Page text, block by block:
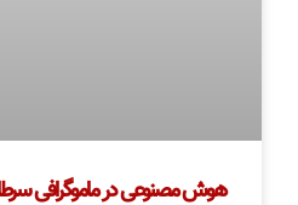
هوش مصنوعی در ماموگرافی سرطان